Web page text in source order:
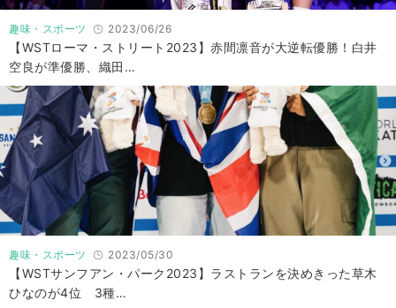
趣味・スポーツ 2023/06/26
【WSTローマ・ストリート2023】赤間凛音が大逆転優勝！白井
空良が準優勝、織田…
趣味・スポーツ 2023/05/30
【WSTサンフアン・パーク2023】ラストランを決めきった草木
ひなのが4位 3種…